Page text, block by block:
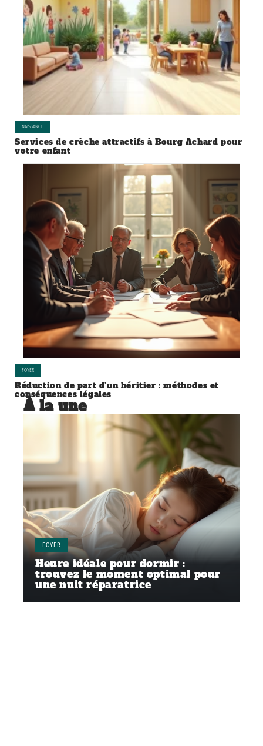
NAISSANCE
Services de crèche attractifs à Bourg Achard pour
votre enfant
FOYER
Réduction de part d’un héritier : méthodes et
conséquences légales
À la une
FOYER
Heure idéale pour dormir :
trouvez le moment optimal pour
une nuit réparatrice